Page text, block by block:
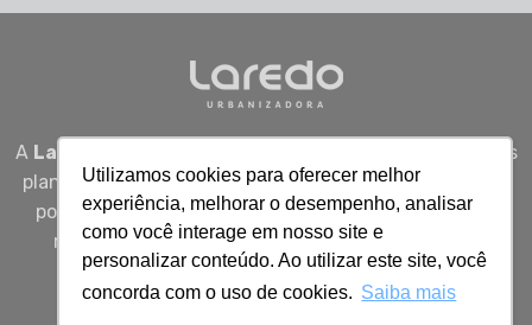
Utilizamos cookies para oferecer melhor
experiência, melhorar o desempenho, analisar
como você interage em nosso site e
personalizar conteúdo. Ao utilizar este site, você
concorda com o uso de cookies. Saiba mais
A Laredo Urbanizadora
desenvolve empreendimentos
planejados em Sergipe, unindo qualidade, segurança e
potencial real de valorização para quem busca viver
melhor, investir bem e construir patrimônio com
inteligência.